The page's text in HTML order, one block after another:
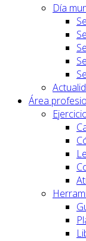
Día
Área